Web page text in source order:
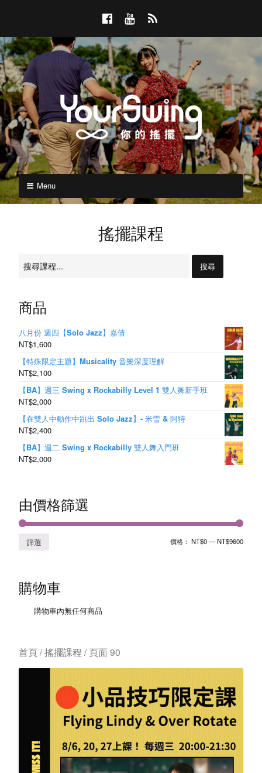
content
a
c
e
b
o
o
k
o
u
T
u
b
e
S
S
Y
o
S
i
n
g
YOURSWING
的
搖
Menu
搖擺課程
尋：
商品
八月份 週四【Solo Jazz】嘉倩
NT$1,600
【特殊限定主題】Musicality 音樂深度理解
NT$2,100
【BA】週三 Swing x Rockabilly Level 1 雙人舞新手班
NT$2,000
【在雙人中動作中跳出 Solo Jazz】- 米雪 & 阿特
NT$2,400
【BA】週二 Swing x Rockabilly 雙人舞入門班
NT$2,000
由價格篩選
篩選 價格： NT$0—NT$9600
購物車
購物車內無任何商品
首頁/ 搖擺課程 / 頁面 90